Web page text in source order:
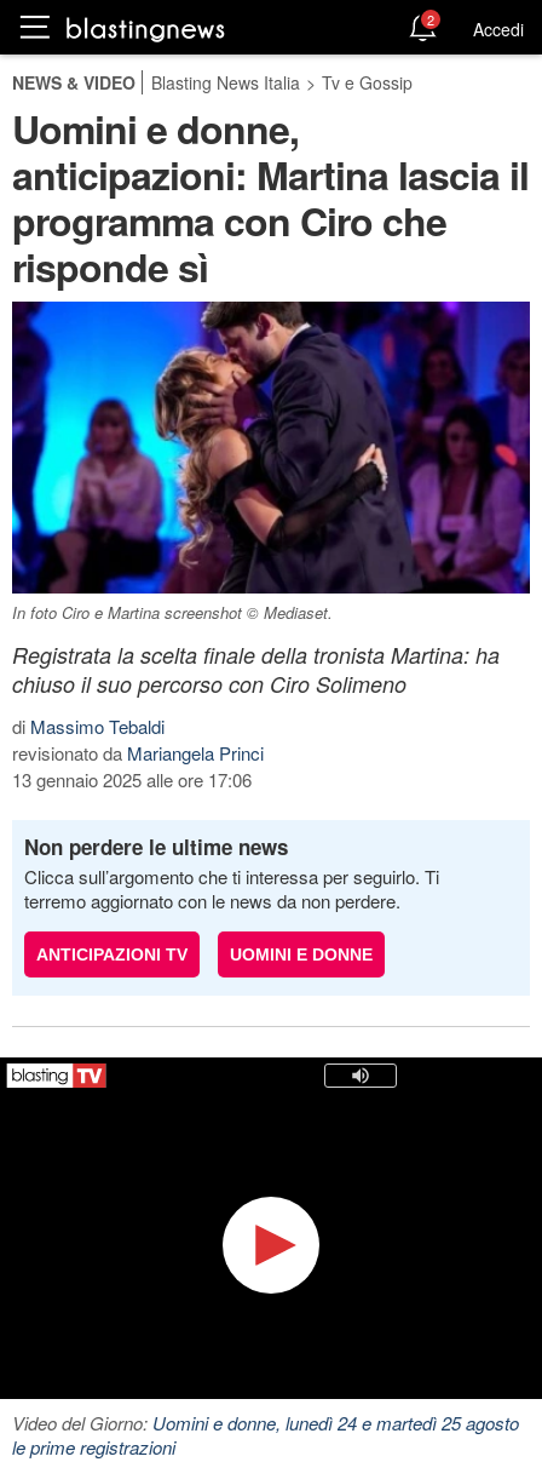
2 Accedi
NEWS & VIDEO Blasting News Italia > Tv e Gossip
Uomini e donne,
anticipazioni: Martina lascia il
programma con Ciro che
risponde sì
In foto Ciro e Martina screenshot © Mediaset.
Registrata la scelta finale della tronista Martina: ha
chiuso il suo percorso con Ciro Solimeno
di Massimo Tebaldi
revisionato da Mariangela Princi
13 gennaio 2025 alle ore 17:06
Non perdere le ultime news
Clicca sull’argomento che ti interessa per seguirlo. Ti
terremo aggiornato con le news da non perdere.
ANTICIPAZIONI TV UOMINI E DONNE
Video del Giorno: Uomini e donne, lunedì 24 e martedì 25 agosto
le prime registrazioni